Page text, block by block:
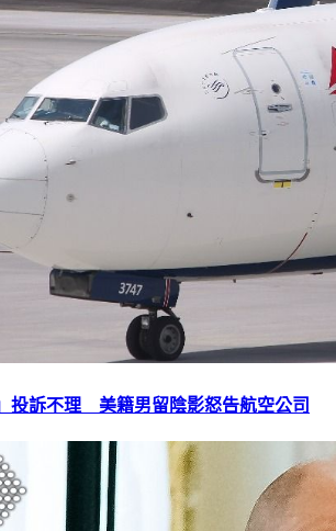
投訴不理 美籍男留陰影怒告航空公司